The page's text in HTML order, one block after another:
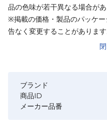
品の色味が若干異なる場合があ
※掲載の価格・製品のパッケ
告なく変更することがありま
ブランド
商品ID
メーカー品番